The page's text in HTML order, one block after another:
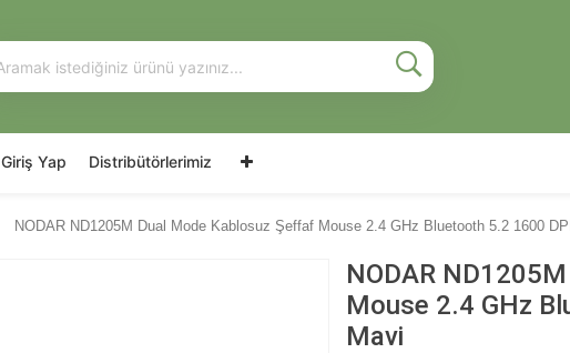
Giriş Yap Distribütörlerimiz
NODAR ND1205M Dual Mode Kablosuz Şeffaf Mouse 2.4 GHz Bluetooth 5.2 1600
NODAR
Mouse 2.4 GHz
Mavi